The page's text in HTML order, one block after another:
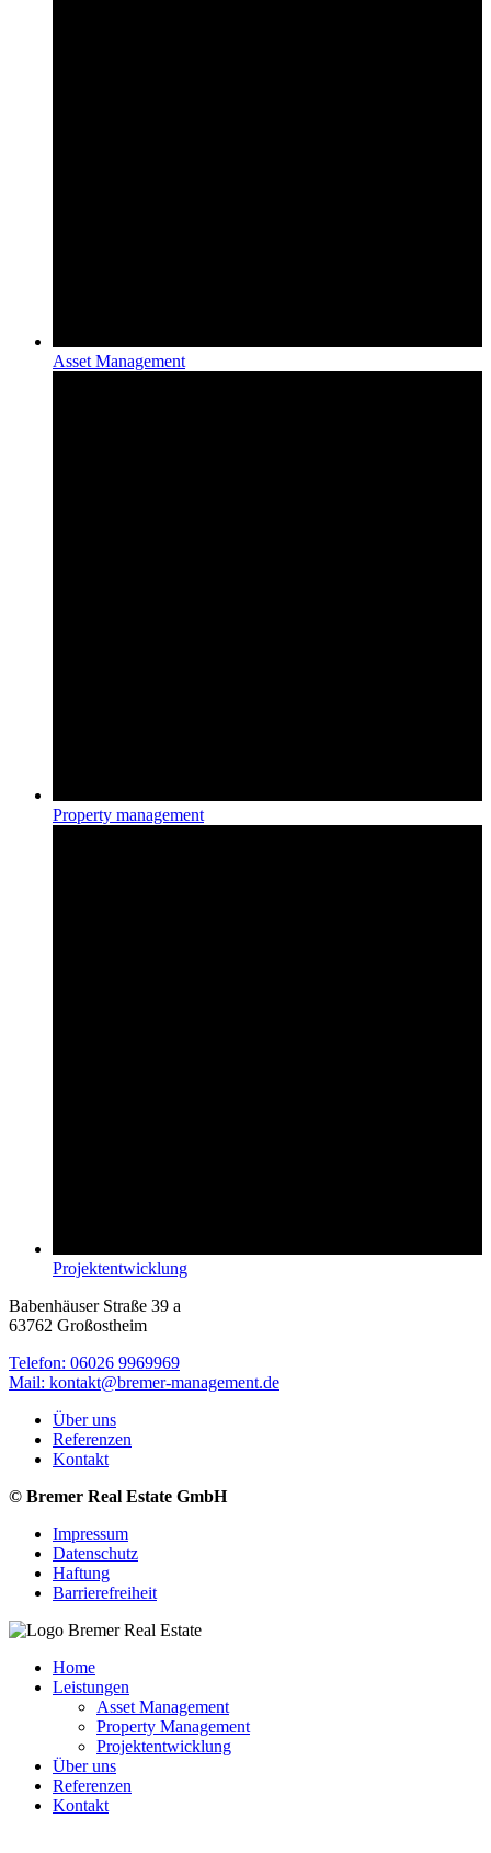
Asset Management
Property management
Projektentwicklung
Babenhäuser Straße 39 a
63762 Großostheim
Telefon: 06026 9969969
Mail: kontakt@bremer-management.de
Über uns
Referenzen
Kontakt
© Bremer Real Estate GmbH
Impressum
Datenschutz
Haftung
Barrierefreiheit
Home
Leistungen
Asset Management
Property Management
Projektentwicklung
Über uns
Referenzen
Kontakt